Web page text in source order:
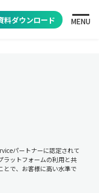
料ダウンロード MENU
パートナーに認定されて
ラットフォームの利用と共
とで、お客様に高い水準で